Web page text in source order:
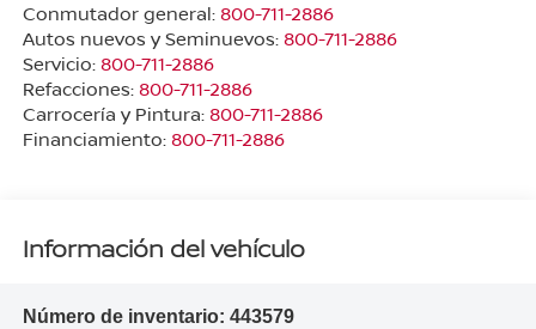
Conmutador general: 800-711-2886
Autos nuevos y Seminuevos: 800-711-2886
Servicio: 800-711-2886
Refacciones: 800-711-2886
Carrocería y Pintura: 800-711-2886
Financiamiento: 800-711-2886
Información del vehículo
Número de inventario: 443579